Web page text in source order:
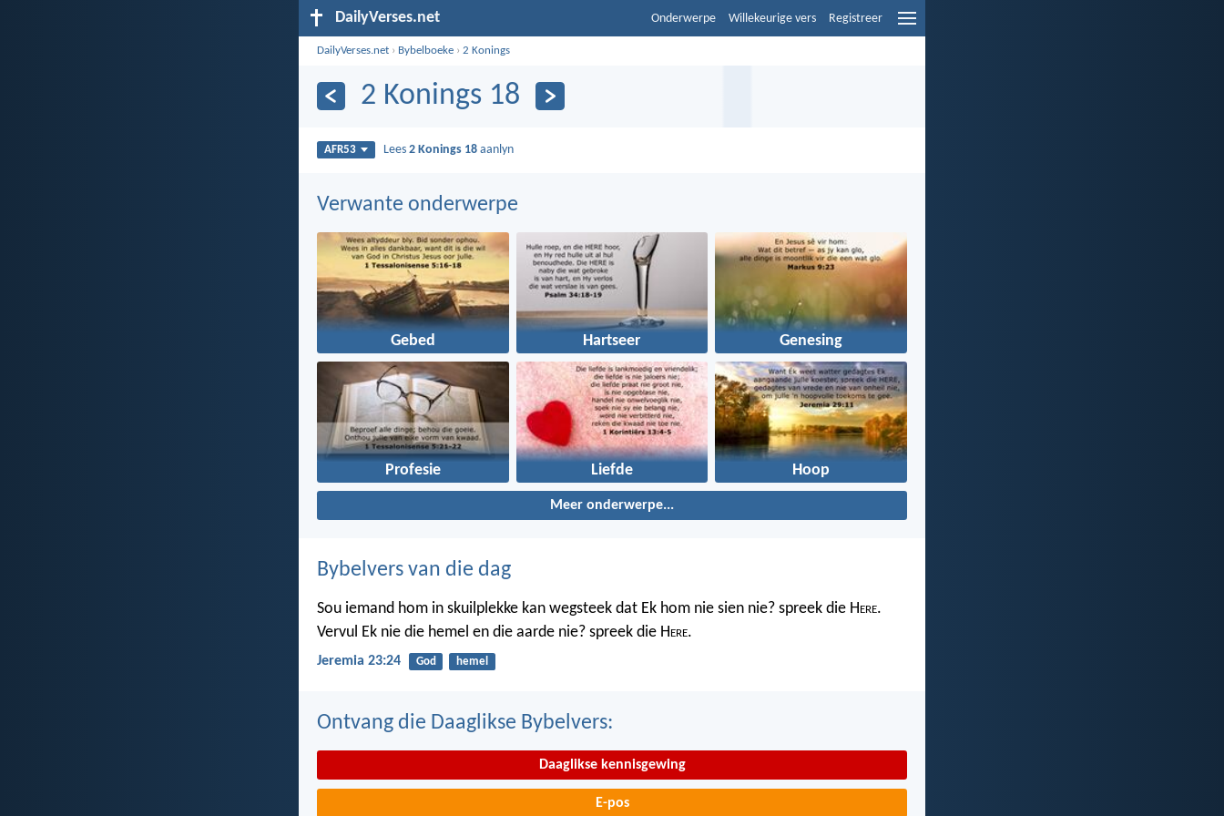
DailyVerses.net Onderwerpe Willekeurige vers Registreer
DailyVerses.net › Bybelboeke ›2 Konings
2 Konings 18
AFR53 Lees2 Konings 18 aanlyn
Verwante onderwerpe
Gebed Hartseer Genesing
Profesie Liefde Hoop
Meer onderwerpe...
Bybelvers van die dag
Sou iemand hom in skuilplekke kan wegsteek dat Ek hom nie sien nie? spreek die Here.
Vervul Ek nie die hemel en die aarde nie? spreek die Here.
Jeremia 23:24 God hemel
Ontvang die Daaglikse Bybelvers:
Daaglikse kennisgewing
E-pos